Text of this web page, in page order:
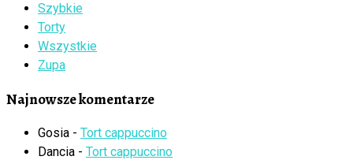
Szybkie
Torty
Wszystkie
Zupa
Najnowsze komentarze
Gosia - Tort cappuccino
Dancia - Tort cappuccino